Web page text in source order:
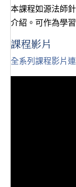
本課程如源法師
介紹。可作為學
課程影片
全系列課程影片